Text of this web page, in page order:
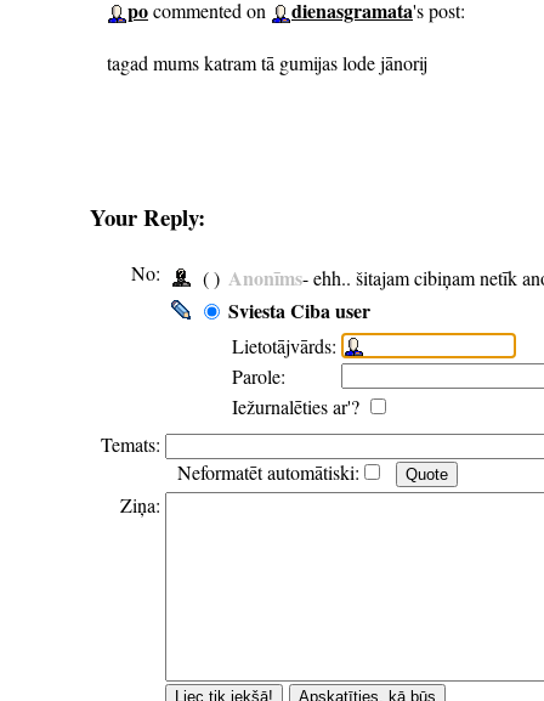
pocommented on dienasgramata's post:
tagad mums katram tā gumijas lode jānorij
Your Reply:
No: ( ) Anonīms- ehh.. šitajam cibiņam netīk
Sviesta Ciba user
Lietotājvārds:
Parole:
Iežurnalēties ar'?
Temats:
Neformatēt automātiski:
Ziņa: